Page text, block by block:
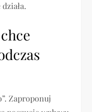
Zaproponuj